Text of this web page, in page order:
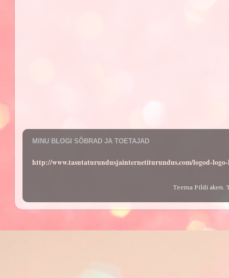
MINU BLOGI SÕBRAD JA TOETAJAD
http://www.tasutaturundusjainternetiturundus.com/logod-
Teema Pildi aken.